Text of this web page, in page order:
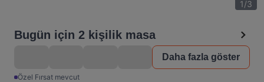
1/3
Bugün için 2 kişilik masa
Daha fazla göster
Özel Fırsat mevcut